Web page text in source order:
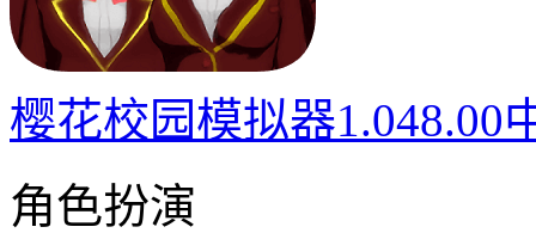
樱花校园模拟器1.048.00
角色扮演